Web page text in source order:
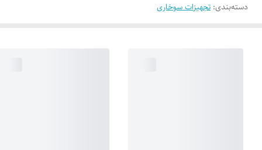
دسته‌بندی: تجهیزات سوخاری